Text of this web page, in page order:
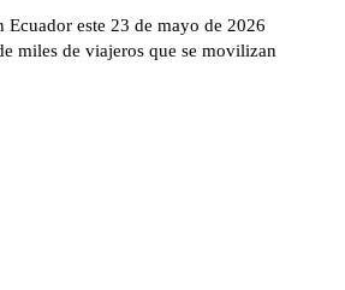
Ecuador este 23 de mayo de 2026
miles de viajeros que se movilizan